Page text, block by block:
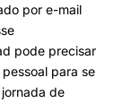
por e-mail
pode precisar
para se
de